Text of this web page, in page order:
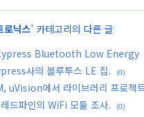
로닉스' 카테고리의 다른 글
Bluetooth Low Energy
사의 블루투스 LE 칩. (0)
uVision에서 라이브러리 프로젝
드파인의 WiFi 모듈 조사. (0)